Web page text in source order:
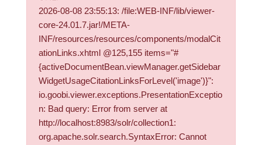
2026-08-08 23:55:13: /file:WEB-INF/lib/viewer-
core-24.01.7.jar!/META-
INF/resources/resources/components/modalCit
ationLinks.xhtml @125,155 items="#
{activeDocumentBean.viewManager.getSidebar
WidgetUsageCitationLinksForLevel('image')}":
io.goobi.viewer.exceptions.PresentationExceptio
n: Bad query: Error from server at
http://localhost:8983/solr/collection1:
org.apache.solr.search.SyntaxError: Cannot